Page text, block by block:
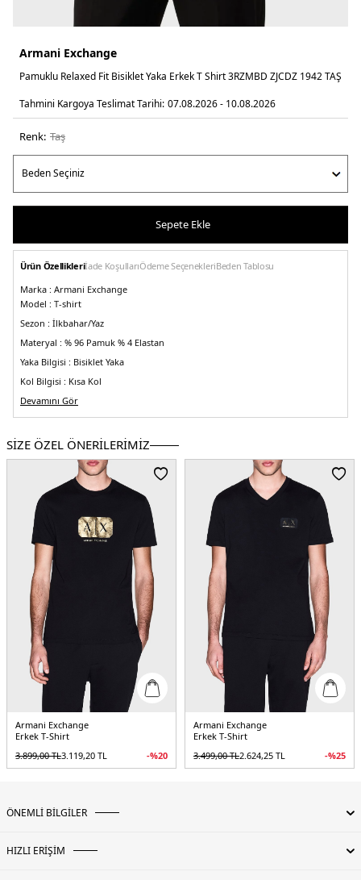
Armani Exchange
Pamuklu Relaxed Fit Bisiklet Yaka Erkek T Shirt 3RZMBD ZJCDZ 1942 TAŞ
Tahmini Kargoya Teslimat Tarihi: 07.08.2026 - 10.08.2026
Renk: taş
Sepete Ekle
Ürün Özellikleriİade KoşullarıÖdeme SeçenekleriBeden Tablosu
Marka : Armani Exchange
Model : T-shirt
Sezon : İlkbahar/Yaz
Materyal : % 96 Pamuk % 4 Elastan
Yaka Bilgisi : Bisiklet Yaka
Kol Bilgisi : Kısa Kol
Kalıp Bilgisi :Relaxed Fit
Manken Ölçüsü :Boy : 1.86 cm / Beden : M
5DY13RZMBDZJCDZ1942.34
Devamını Gör
SİZE ÖZEL ÖNERİLERİMİZ
Armani Exchange
Erkek T-Shirt
3.899,00TL3.119,20 TL -%20
Armani Exchange
Erkek T-Shirt
3.499,00TL2.624,25 TL -%25
ÖNEMLİ BİLGİLER
HIZLI ERİŞİM